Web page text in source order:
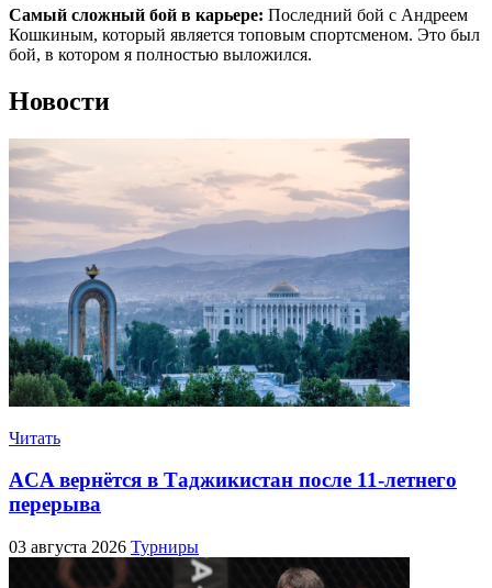
Самый сложный бой в карьере: Последний бой с Андреем
Кошкиным, который является топовым спортсменом. Это был
бой, в котором я полностью выложился.
Новости
Читать
ACA вернётся в Таджикистан после 11-летнего
перерыва
03 августа 2026 Турниры